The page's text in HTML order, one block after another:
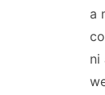
a
ni